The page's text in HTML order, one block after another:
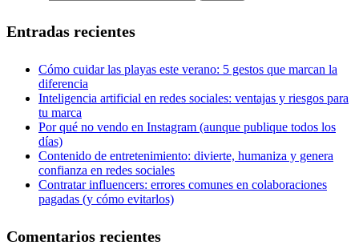
Entradas recientes
Cómo cuidar las playas este verano: 5 gestos que marcan la
diferencia
Inteligencia artificial en redes sociales: ventajas y riesgos para
tu marca
Por qué no vendo en Instagram (aunque publique todos los
días)
Contenido de entretenimiento: divierte, humaniza y genera
confianza en redes sociales
Contratar influencers: errores comunes en colaboraciones
pagadas (y cómo evitarlos)
Comentarios recientes